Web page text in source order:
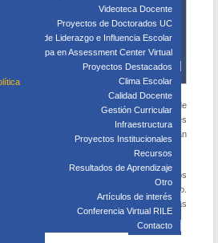
Videoteca Docente
Proyectos de Doctorados UC
de Liderazgo e Influencia Escolar
Participa en Assessment Center Virtual
Proyectos Destacados
Clima Escolar
Calidad Docente
Gestión Curricular
Infraestructura
Proyectos Institucionales
Recursos
Resultados de Aprendizaje
Otro
Artículos de interés
Conferencia Virtual RILE
Contacto
, que consisten en la implementación de
iniciales. A la base del modelo están tres
que todos los productos generados sean
el norte, centro y sur de Chile. Los primeros
en colaboración con foco pedagógico.
y en establecimientos con distintas